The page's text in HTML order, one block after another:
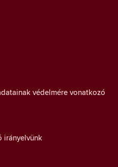
védelmére vonatkozó
irányelvünk